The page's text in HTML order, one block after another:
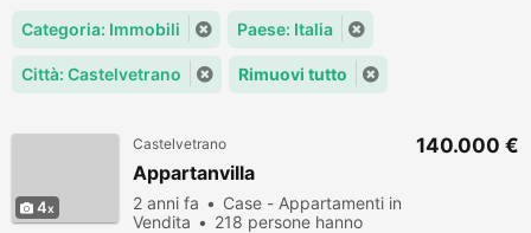
Categoria: Immobili Paese: Italia
Città: Castelvetrano Rimuovi tutto
4
Castelvetrano
Appartanvilla
2 anni fa
Case - Appartamenti in
Vendita
218 persone hanno
140.000 €